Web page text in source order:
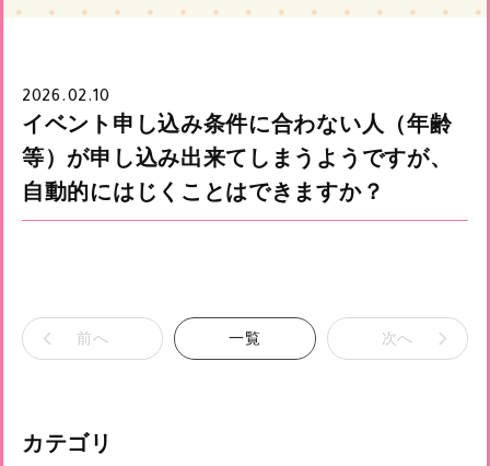
2026.02.10
イベント申し込み条件に合わない人（年齢
等）が申し込み出来てしまうようですが、
自動的にはじくことはできますか？
前へ 一覧 次へ
カテゴリ